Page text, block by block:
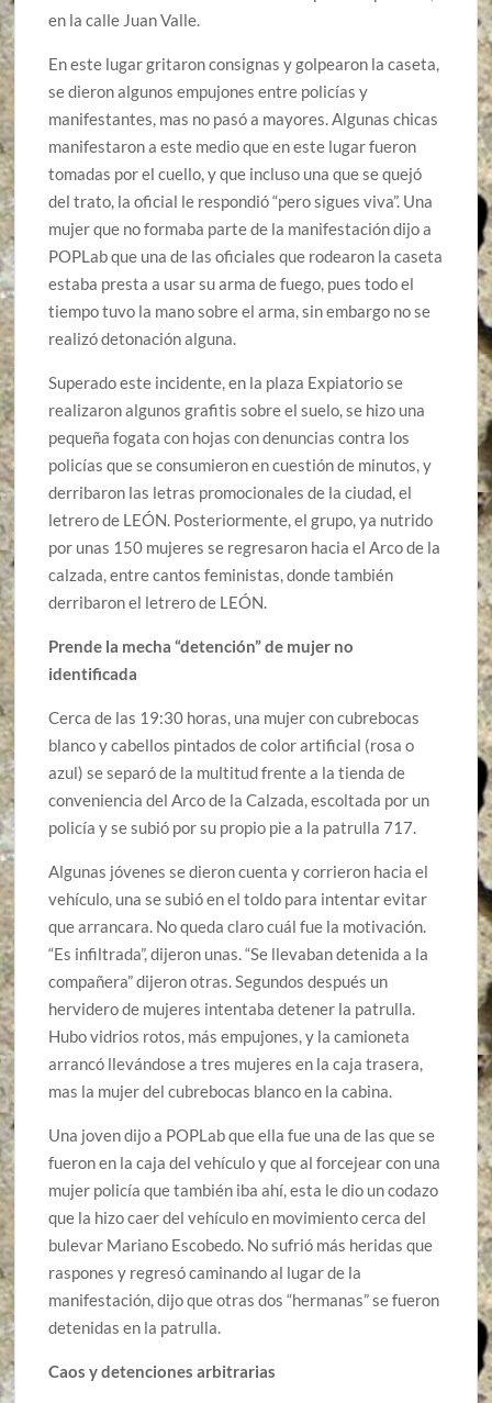
en la calle Juan Valle.
En este lugar gritaron consignas y golpearon la caseta,
se dieron algunos empujones entre policías y
manifestantes, mas no pasó a mayores. Algunas chicas
manifestaron a este medio que en este lugar fueron
tomadas por el cuello, y que incluso una que se quejó
del trato, la oficial le respondió “pero sigues viva”. Una
mujer que no formaba parte de la manifestación dijo a
POPLab que una de las oficiales que rodearon la caseta
estaba presta a usar su arma de fuego, pues todo el
tiempo tuvo la mano sobre el arma, sin embargo no se
realizó detonación alguna.
Superado este incidente, en la plaza Expiatorio se
realizaron algunos grafitis sobre el suelo, se hizo una
pequeña fogata con hojas con denuncias contra los
policías que se consumieron en cuestión de minutos, y
derribaron las letras promocionales de la ciudad, el
letrero de LEÓN. Posteriormente, el grupo, ya nutrido
por unas 150 mujeres se regresaron hacia el Arco de la
calzada, entre cantos feministas, donde también
derribaron el letrero de LEÓN.
Prende la mecha “detención” de mujer no
identificada
Cerca de las 19:30 horas, una mujer con cubrebocas
blanco y cabellos pintados de color artificial (rosa o
azul) se separó de la multitud frente a la tienda de
conveniencia del Arco de la Calzada, escoltada por un
policía y se subió por su propio pie a la patrulla 717.
Algunas jóvenes se dieron cuenta y corrieron hacia el
vehículo, una se subió en el toldo para intentar evitar
que arrancara. No queda claro cuál fue la motivación.
“Es infiltrada”, dijeron unas. “Se llevaban detenida a la
compañera” dijeron otras. Segundos después un
hervidero de mujeres intentaba detener la patrulla.
Hubo vidrios rotos, más empujones, y la camioneta
arrancó llevándose a tres mujeres en la caja trasera,
mas la mujer del cubrebocas blanco en la cabina.
Una joven dijo a POPLab que ella fue una de las que se
fueron en la caja del vehículo y que al forcejear con una
mujer policía que también iba ahí, esta le dio un codazo
que la hizo caer del vehículo en movimiento cerca del
bulevar Mariano Escobedo. No sufrió más heridas que
raspones y regresó caminando al lugar de la
manifestación, dijo que otras dos “hermanas” se fueron
detenidas en la patrulla.
Caos y detenciones arbitrarias